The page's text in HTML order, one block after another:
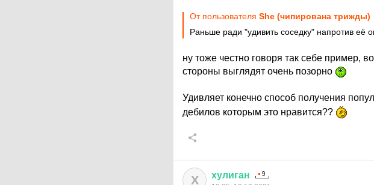
От пользователя She (чипирована трижды)
Раньше ради "удивить соседку" напротив её
ну тоже честно говоря так себе пример,
стороны выглядят очень позорно
Удивляет конечно способ получения
дебилов которым это нравится??
Х хулиган